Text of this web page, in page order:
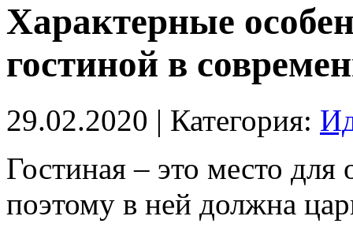
Характерные
гостиной в
29.02.2020 | Категория:
Гостиная – это место для
поэтому в ней должна